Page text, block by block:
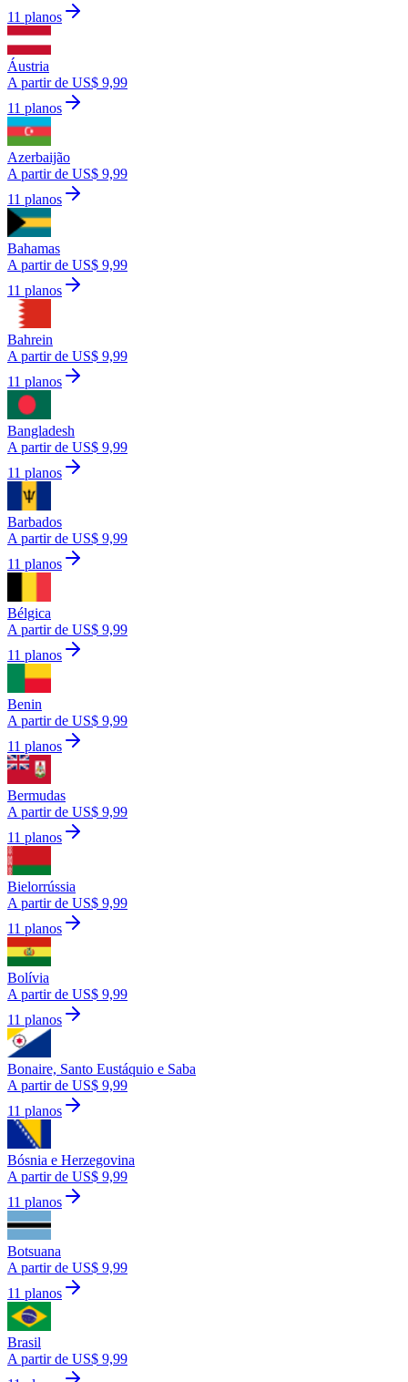
11 planos
Áustria
A partir de US$ 9,99
11 planos
Azerbaijão
A partir de US$ 9,99
11 planos
Bahamas
A partir de US$ 9,99
11 planos
Bahrein
A partir de US$ 9,99
11 planos
Bangladesh
A partir de US$ 9,99
11 planos
Barbados
A partir de US$ 9,99
11 planos
Bélgica
A partir de US$ 9,99
11 planos
Benin
A partir de US$ 9,99
11 planos
Bermudas
A partir de US$ 9,99
11 planos
Bielorrússia
A partir de US$ 9,99
11 planos
Bolívia
A partir de US$ 9,99
11 planos
Bonaire, Santo Eustáquio e Saba
A partir de US$ 9,99
11 planos
Bósnia e Herzegovina
A partir de US$ 9,99
11 planos
Botsuana
A partir de US$ 9,99
11 planos
Brasil
A partir de US$ 9,99